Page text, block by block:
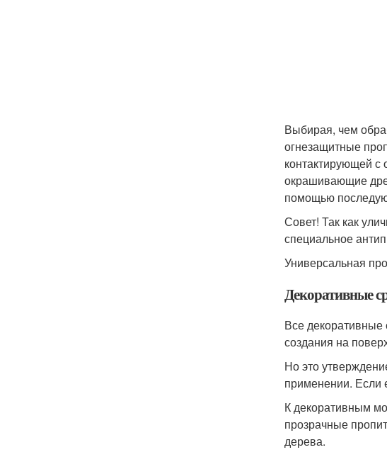
Выбирая, чем
огнезащитные
контактирующей
окрашивающие
помощью
Совет! Так как
специальное
Универсальная
Декоративные
Все
создания на
Но это
применении. Если
К декоративным
прозрачные
дерева.